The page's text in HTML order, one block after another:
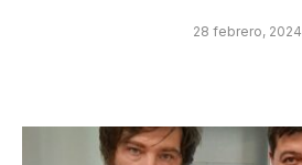
28 febrero, 2024